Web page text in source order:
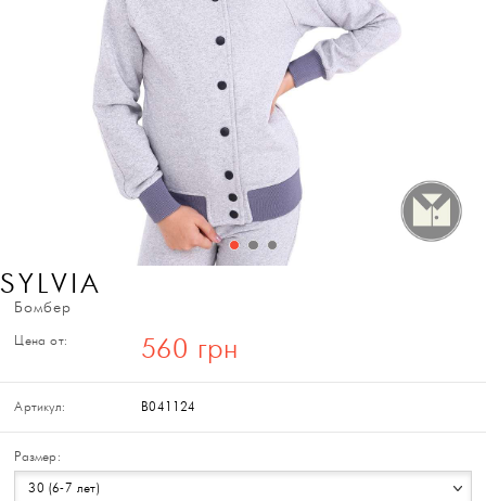
SYLVIA
Бомбер
Цена от: 560 грн
Артикул: B041124
Размер:
30 (6-7 лет)